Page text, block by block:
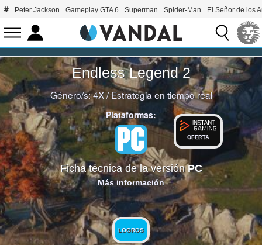
Peter Jackson Gameplay GTA 6 Superman Spider-Man El Señor de los
Endless Legend 2
Género/s:4X/Estrategia en tiempo real
Plataformas:
OFERTA
Ficha técnica de la versiónPC
Más información
LOGROS